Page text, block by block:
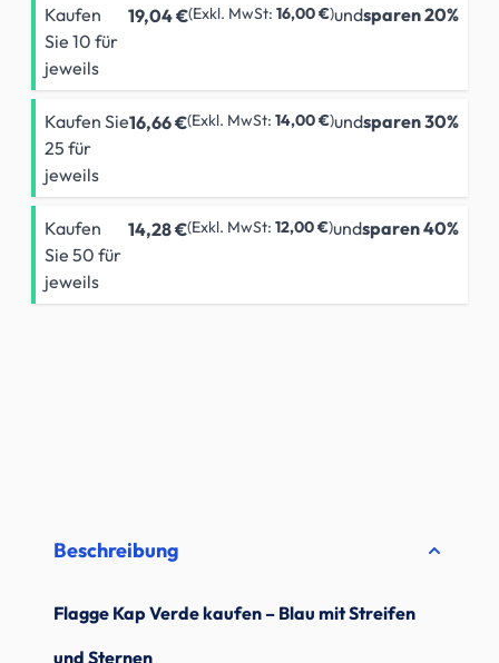
Kaufen
Sie 10 für
jeweils
19,04 € 16,00 € undsparen20%
Kaufen Sie
25 für
jeweils
16,66 € 14,00 € undsparen30%
Kaufen
Sie 50 für
jeweils
14,28 € 12,00 € undsparen40%
Beschreibung
Flagge Kap Verde kaufen – Blau mit Streifen
und Sternen